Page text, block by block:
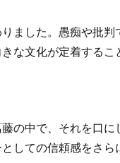
ました。愚痴や批判
な文化が定着するこ
の中で、それを口に
しての信頼感をさら